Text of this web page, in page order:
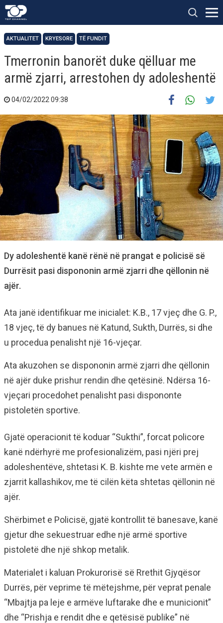
AKTUALITET KRYESORE TË FUNDIT
Tmerronin banorët duke qëlluar me
armë zjarri, arrestohen dy adoleshentë
04/02/2022 09:38
Dy adoleshentë kanë rënë në prangat e policisë së
Durrësit pasi dispononin armë zjarri dhe qëllonin në
ajër.
Ata janë identifikuar me inicialet: K.B., 17 vjeç dhe G. P.,
18 vjeç, të dy banues në Katund, Sukth, Durrës, si dhe
u procedua penalisht një 16-vjeçar.
Ata akuzohen se dispononin armë zjarri dhe qëllonin
në ajër duke prishur rendin dhe qetësinë. Ndërsa 16-
vjeçari procedohet penalisht pasi dispononte
pistoletën sportive.
Gjatë operacionit të koduar “Sukthi”, forcat policore
kanë ndërhyrë me profesionalizëm, pasi njëri prej
adoleshentëve, shtetasi K. B. kishte me vete armën e
zjarrit kallashikov, me të cilën këta shtetas qëllonin në
ajër.
Shërbimet e Policisë, gjatë kontrollit të banesave, kanë
gjetur dhe sekuestruar edhe një armë sportive
pistoletë dhe një shkop metalik.
Materialet i kaluan Prokurorisë së Rrethit Gjyqësor
Durrës, për veprime të mëtejshme, për veprat penale
“Mbajtja pa leje e armëve luftarake dhe e municionit”
dhe “Prishja e rendit dhe e qetësisë publike” në